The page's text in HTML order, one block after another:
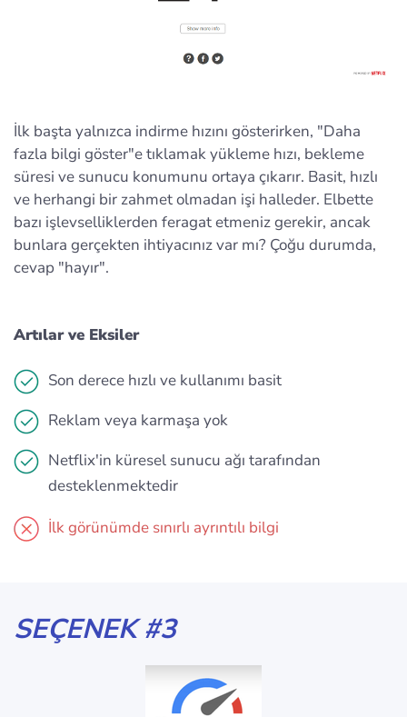
İlk başta yalnızca indirme hızını gösterirken, "Daha
fazla bilgi göster"e tıklamak yükleme hızı, bekleme
süresi ve sunucu konumunu ortaya çıkarır. Basit, hızlı
ve herhangi bir zahmet olmadan işi halleder. Elbette
bazı işlevselliklerden feragat etmeniz gerekir, ancak
bunlara gerçekten ihtiyacınız var mı? Çoğu durumda,
cevap "hayır".
Artılar ve Eksiler
Son derece hızlı ve kullanımı basit
Reklam veya karmaşa yok
Netflix'in küresel sunucu ağı tarafından
desteklenmektedir
İlk görünümde sınırlı ayrıntılı bilgi
SEÇENEK #3